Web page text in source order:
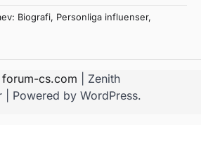
Biografi, Personliga influenser,
forum-cs.com | Zenith
| Powered by WordPress.